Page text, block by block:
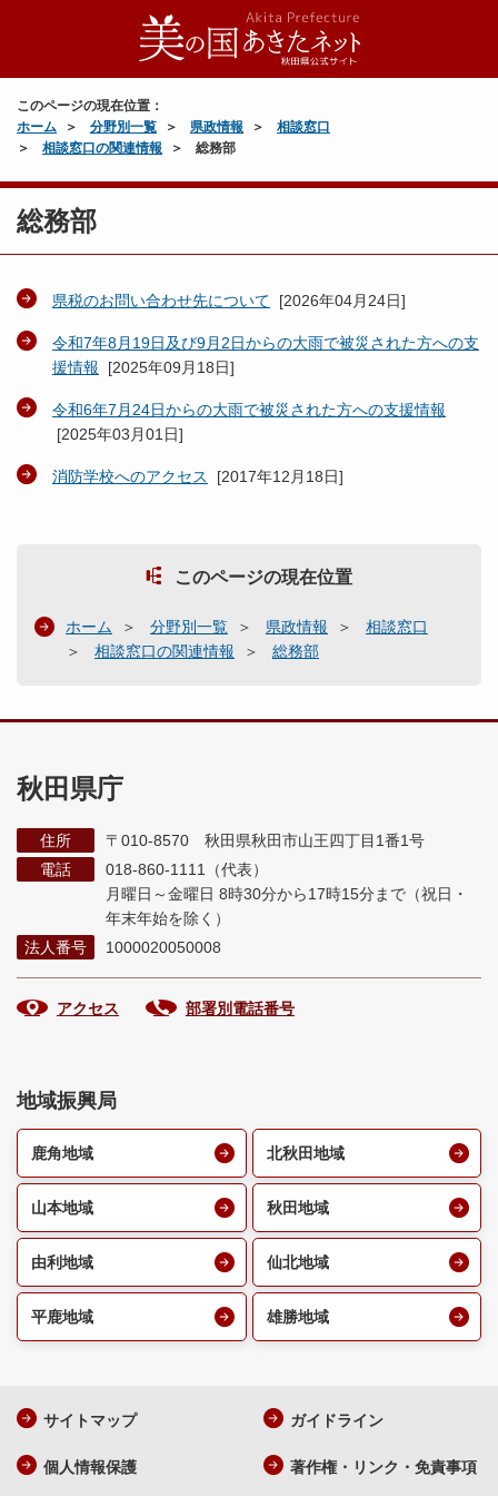
このページの現在位置：
ホーム
分野別一覧 県政情報
相談窓口
相談窓口の関連情報
総務部
総務部
県税のお問い合わせ先について [2026年04月24日]
令和7年8月19日及び9月2日からの大雨で被災された方への支
援情報 [2025年09月18日]
令和6年7月24日からの大雨で被災された方への支援情報
[2025年03月01日]
消防学校へのアクセス [2017年12月18日]
このページの現在位置
ホーム 分野別一覧 県政情報
相談窓口
相談窓口の関連情報
総務部
秋田県庁
住所
〒010-8570 秋田県秋田市山王四丁目1番1号
電話
018-860-1111（代表）
月曜日～金曜日 8時30分から17時15分まで （祝日・
年末年始を除く）
法人番号
1000020050008
アクセス 部署別電話番号
地域振興局
鹿角地域 北秋田地域
山本地域 秋田地域
由利地域 仙北地域
平鹿地域 雄勝地域
サイトマップ ガイドライン
個人情報保護 著作権・リンク・免責事項